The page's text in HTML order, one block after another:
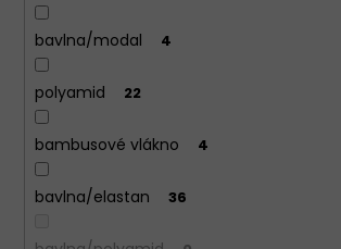
bavlna/modal 4
polyamid 22
bambusové vlákno 4
bavlna/elastan 36